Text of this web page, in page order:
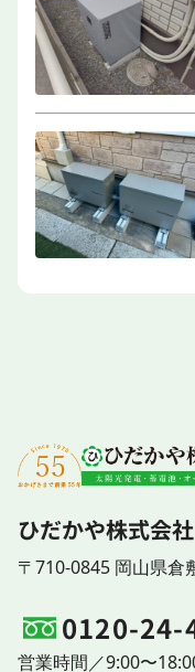
ひだかや株式会社
〒710-0845 岡山県倉
0120-24-
営業時間／9:00〜